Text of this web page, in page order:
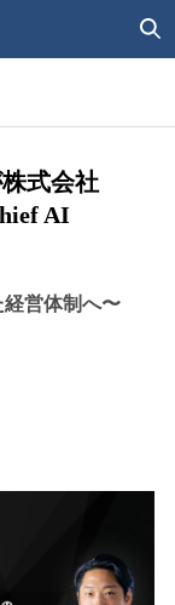
式会社
AI
営体制へ〜